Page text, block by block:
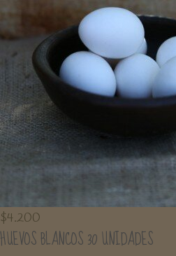
$4.200
HUEVOS BLANCOS 30 UNIDADES